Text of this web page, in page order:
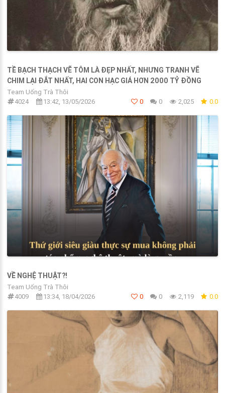
TỀ BẠCH THẠCH VẼ TÔM LÀ ĐẸP NHẤT, NHƯNG TRANH VẼ
CHIM LẠI ĐẮT NHẤT, HAI CON HẠC GIÁ HƠN 2000 TỶ ĐỒNG
Team Uống Trà Thôi
4024
13:42, 13/05/2026 0 0 2,025 0.0
VỀ NGHỆ THUẬT?!
Team Uống Trà Thôi
4009
13:34, 18/04/2026 0 0 2,119 0.0